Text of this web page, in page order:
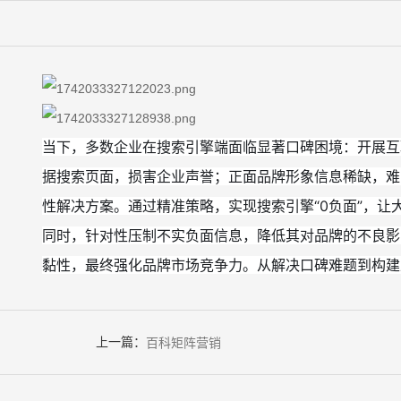
当下，多数企业在搜索引擎端面临显著口碑困境：开展
据搜索页面，损害企业声誉；正面品牌形象信息稀缺，
性解决方案。通过精准策略，实现搜索引擎“0负面”，
同时，针对性压制不实负面信息，降低其对品牌的不良
黏性，最终强化品牌市场竞争力。从解决口碑难题到构
上一篇： 百科矩阵营销